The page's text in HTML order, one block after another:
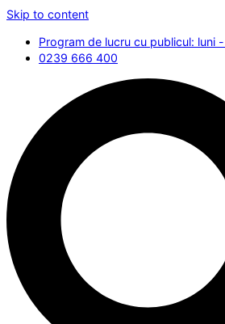
Skip to content
Program de lucru cu publicul: luni
0239 666 400